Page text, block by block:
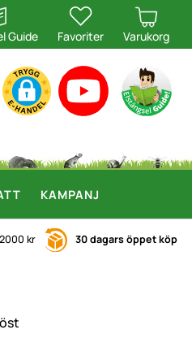
Guide Favoriter Varukorg
KAMPANJ
kr 30 dagars öppet köp